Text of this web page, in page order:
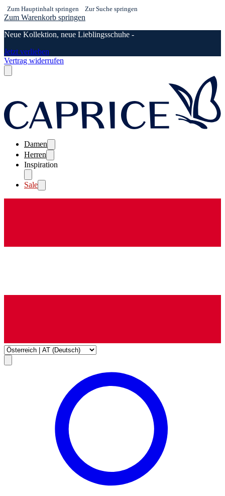
Zum Hauptinhalt springen Zur Suche springen
Zum Warenkorb springen
Neue Kollektion, neue Lieblingsschuhe -
Jetzt verlieben
Vertrag widerrufen
Damen
Herren
Inspiration
Sale